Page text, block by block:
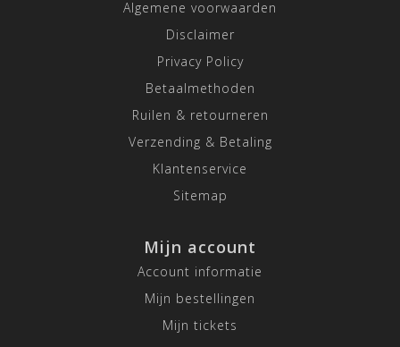
Algemene voorwaarden
Disclaimer
Privacy Policy
Betaalmethoden
Ruilen & retourneren
Verzending & Betaling
Klantenservice
Sitemap
Mijn account
Account informatie
Mijn bestellingen
Mijn tickets